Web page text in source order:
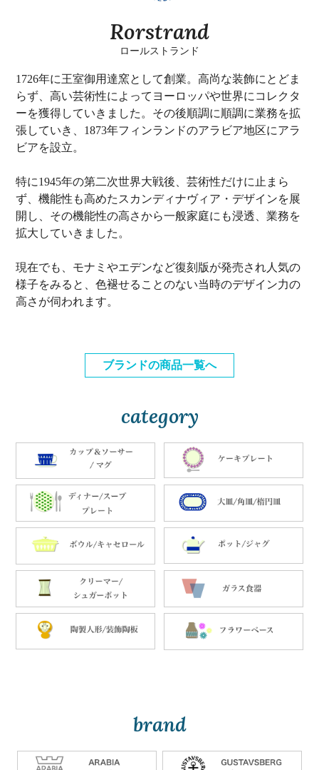
Rorstrand
ロールストランド
1726年に王室御用達窯として創業。高尚な装飾にとどま
らず、高い芸術性によってヨーロッパや世界にコレクタ
ーを獲得していきました。その後順調に順調に業務を拡
張していき、1873年フィンランドのアラビア地区にアラ
ビアを設立。
特に1945年の第二次世界大戦後、芸術性だけに止まら
ず、機能性も高めたスカンディナヴィア・デザインを展
開し、その機能性の高さから一般家庭にも浸透、業務を
拡大していきました。
現在でも、モナミやエデンなど復刻版が発売され人気の
様子をみると、色褪せることのない当時のデザイン力の
高さが伺われます。
ブランドの商品一覧へ
category
brand